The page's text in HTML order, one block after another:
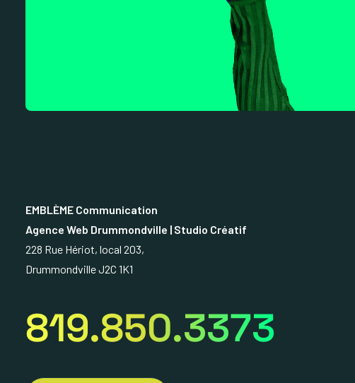
EMBLÈME Communication
Agence Web Drummondville | Studio Créatif
228 Rue Hériot, local 203,
Drummondville J2C 1K1
819.850.3373